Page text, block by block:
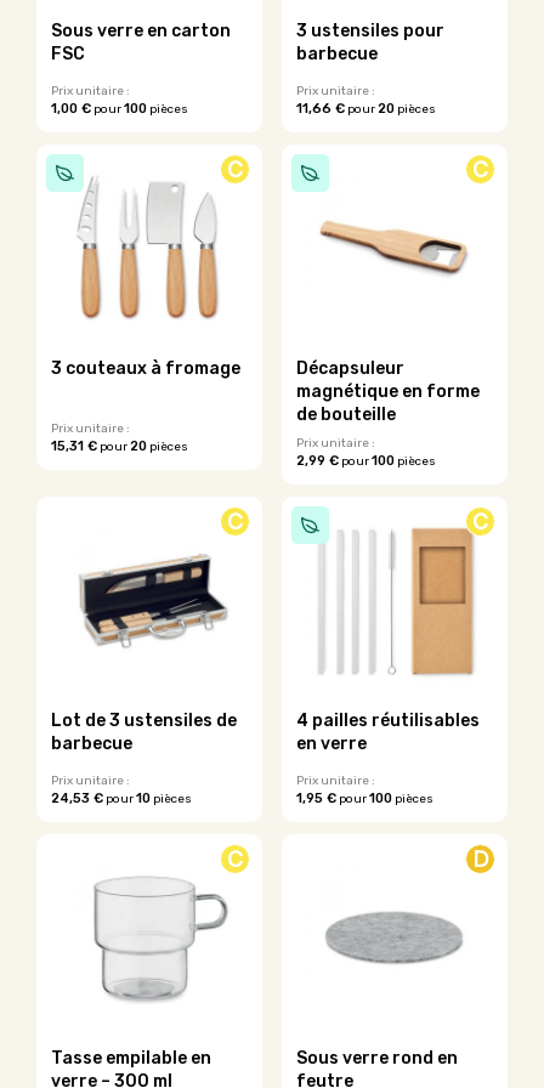
sur
la
du
produit
Sous verre en carton
FSC
Prix unitaire :
1,00 € pour100 pièces
produit
a
plusieurs
variations.
options
peuvent
être
sur
du
produit
3 ustensiles pour
barbecue
Prix unitaire :
11,66 €pour20pièces
C
3 couteaux à fromage
Prix unitaire :
15,31 € pour20 pièces
C
Décapsuleur
magnétique en forme
de bouteille
Prix unitaire :
2,99 €pour100pièces
C
Lot de 3 ustensiles de
barbecue
Prix unitaire :
24,53 € pour10 pièces
plusieurs
options
peuvent
sur
C
4 pailles réutilisables
en verre
Prix unitaire :
1,95 €pour100pièces
C
Tasse empilable en
verre – 300 ml
D
Sous verre rond en
feutre